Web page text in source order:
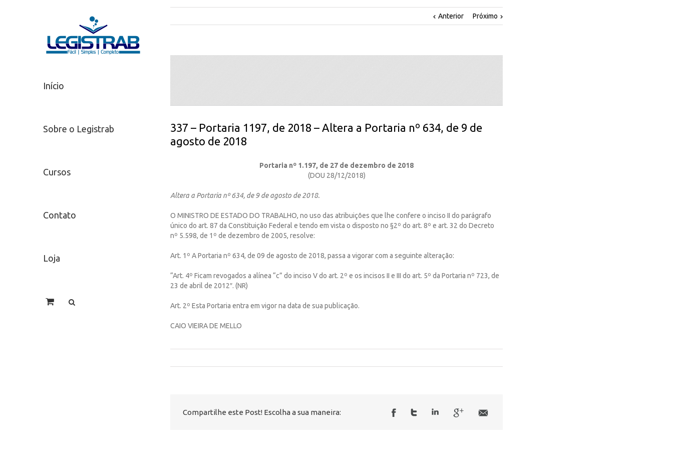
Início
Sobre o Legistrab
Cursos
Contato
Loja
Anterior Próximo
337 – Portaria 1197, de 2018 – Altera a Portaria nº 634, de 9 de
agosto de 2018
Portaria nº 1.197, de 27 de dezembro de 2018
(DOU 28/12/2018)
Altera a Portaria nº 634, de 9 de agosto de 2018.
O MINISTRO DE ESTADO DO TRABALHO, no uso das atribuições que lhe confere o inciso II do parágrafo
único do art. 87 da Constituição Federal e tendo em vista o disposto no §2º do art. 8º e art. 32 do Decreto
nº 5.598, de 1º de dezembro de 2005, resolve:
Art. 1º A Portaria nº 634, de 09 de agosto de 2018, passa a vigorar com a seguinte alteração:
“Art. 4º Ficam revogados a alínea “c” do inciso V do art. 2º e os incisos II e III do art. 5º da Portaria nº 723, de
23 de abril de 2012″. (NR)
Art. 2º Esta Portaria entra em vigor na data de sua publicação.
CAIO VIEIRA DE MELLO
Compartilhe este Post! Escolha a sua maneira: